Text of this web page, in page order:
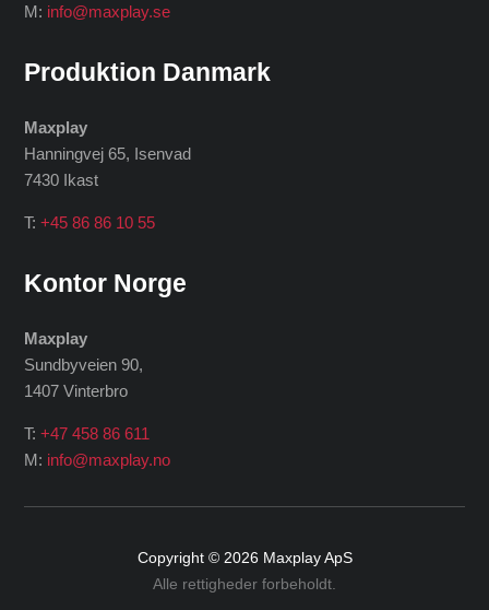
M: info@maxplay.se
Produktion Danmark
Maxplay
Hanningvej 65, Isenvad
7430 Ikast
T:+45 86 86 10 55
Kontor Norge
Maxplay
Sundbyveien 90,
1407 Vinterbro
T:+47 458 86 611
M: info@maxplay.no
Copyright © 2026 Maxplay ApS
Alle rettigheder forbeholdt.